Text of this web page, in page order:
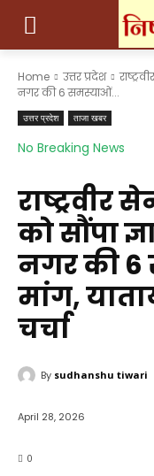
Home उत्तर प्रदेश
नगर की 6 समस्याओं...
उत्तर प्रदेश ताजा खबर
No Breaking News
राष्ट्रवीर
को सौंपा
नगर की 6
मांग,
चर्चा
By sudhanshu tiwari
April 28, 2026
0